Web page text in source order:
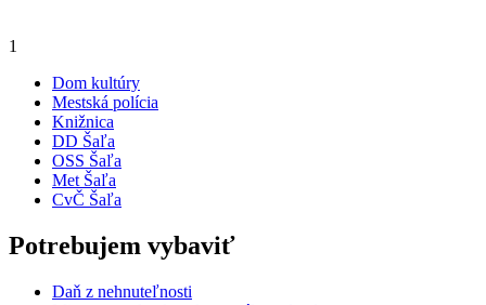
1
Dom kultúry
Mestská polícia
Knižnica
DD Šaľa
OSS Šaľa
Met Šaľa
CvČ Šaľa
Potrebujem vybaviť
Daň z nehnuteľnosti